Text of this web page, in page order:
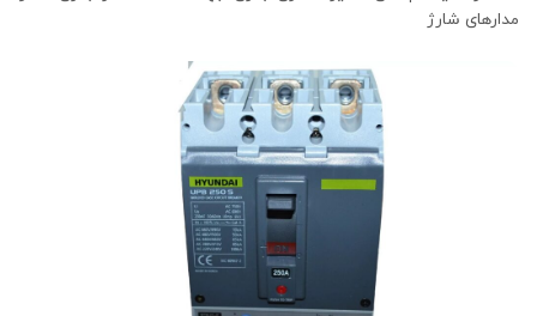
مدارهای شارژ